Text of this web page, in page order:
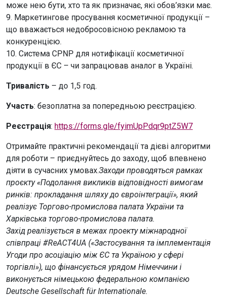
може нею бути, хто та як призначає, які обов’язки має.
9. Маркетингове просування косметичної продукції –
що вважається недобросовісною рекламою та
конкуренцією.
10. Система CPNP для нотифікації косметичної
продукції в ЄС – чи запрацював аналог в Україні.
Тривалість – до 1,5 год.
Участь: безоплатна за попередньою реєстрацією.
Реєстрація: https://forms.gle/fyimUpPdqr9ptZ5W7
Отримайте практичні рекомендації та дієві алгоритми
для роботи – приєднуйтесь до заходу, щоб впевнено
діяти в сучасних умовах.Заходи проводяться рамках
проєкту «Подолання викликів відповідності вимогам
ринків: прокладання шляху до євроінтеграції», який
реалізує Торгово-промислова палата України та
Харківська торгово-промислова палата.
Захід реалізується в межах проекту міжнародної
співпраці #ReACT4UA («Застосування та імплементація
Угоди про асоціацію між ЄС та Україною у сфері
торгівлі»), що фінансується урядом Німеччини і
виконується німецькою федеральною компанією
Deutsche Gesellschaft für Internationale.